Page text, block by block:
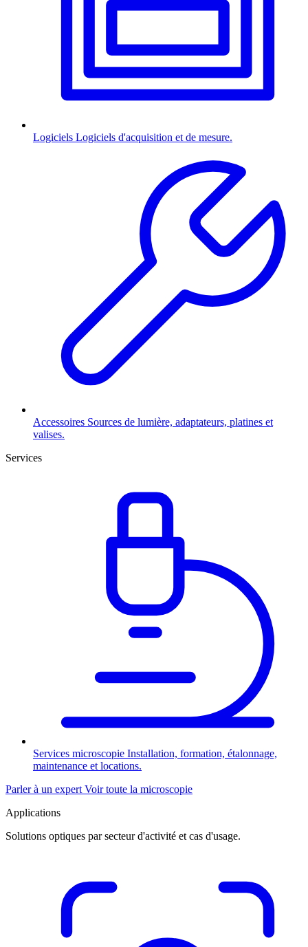
Logiciels Logiciels d'acquisition et de mesure.
Accessoires Sources de lumière, adaptateurs, platines et
valises.
Services
Services microscopie Installation, formation, étalonnage,
maintenance et locations.
Parler à un expert Voir toute la microscopie
Applications
Solutions optiques par secteur d'activité et cas d'usage.